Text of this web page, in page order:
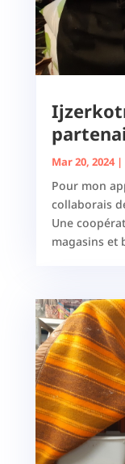
Mar 20, 2024|
Pour mon
collaborais
Une
magasins et